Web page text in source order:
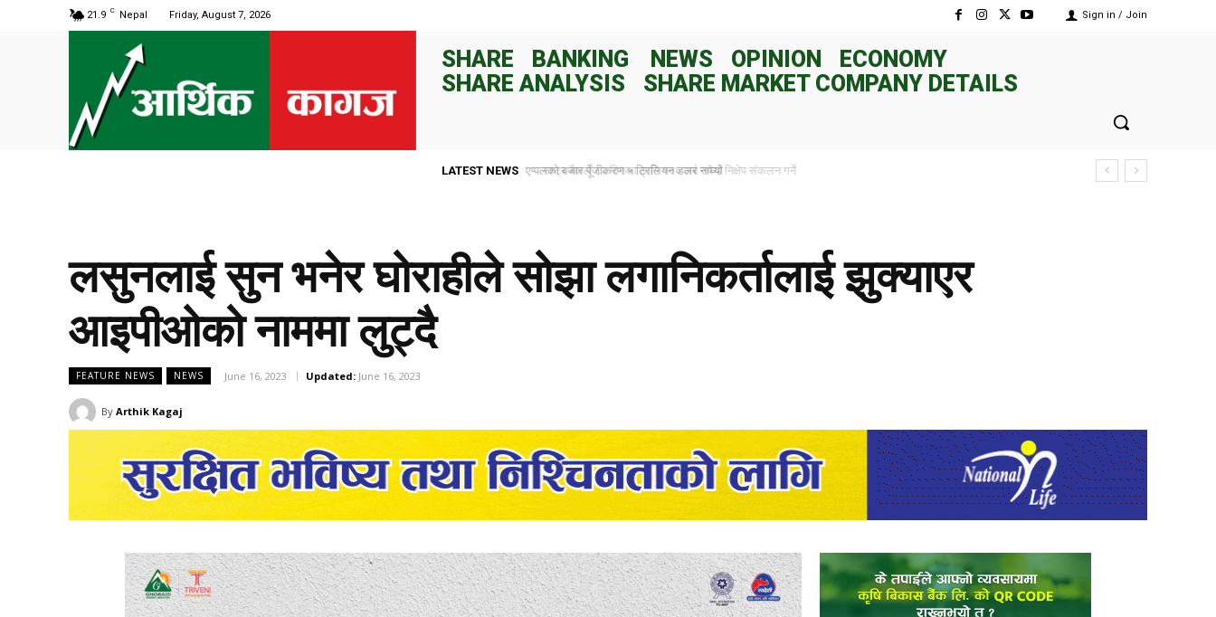
21.9 C Nepal Friday, August 7, 2026 Sign in / Join
SHARE BANKING NEWS OPINION
ECONOMY
SHARE ANALYSIS
SHARE MARKET COMPANY DETAILS
LATEST NEWS राष्ट्र बैंकले ८२ दिनका लागि १०० अर्ब रुपैयाँ निक्षेप संकलन गर्ने
लसुनलाई सुन भनेर घोराहीले सोझा लगानिकर्तालाई झुक्याएर
आइपीओको नाममा लुट्दै
FEATURE NEWS NEWS June 16, 2023 Updated: June 16, 2023
By Arthik Kagaj